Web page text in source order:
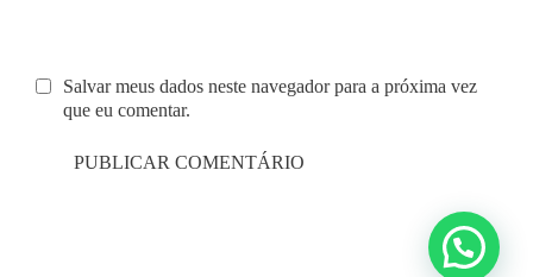
Salvar meus dados neste navegador para a próxima vez
que eu comentar.